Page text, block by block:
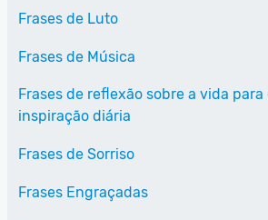
Frases de Luto
Frases de Música
Frases de reflexão sobre a vida
inspiração diária
Frases de Sorriso
Frases Engraçadas